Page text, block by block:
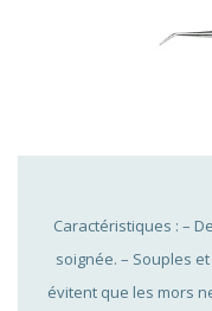
Caractéristiques : –
soignée. – Souples
évitent que les mors